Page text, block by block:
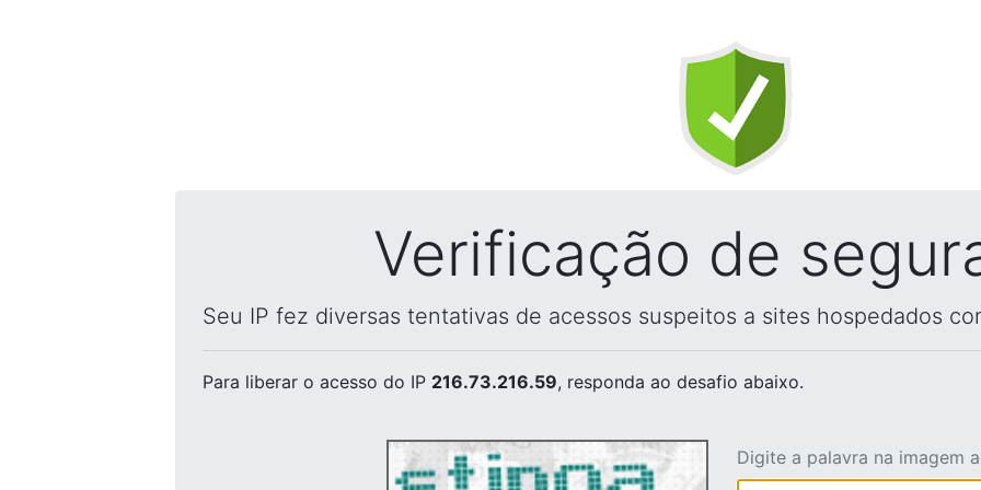
Verificação de
Seu IP fez diversas tentativas de acessos suspeitos a sites hospedados
Para liberar o acesso do IP 216.73.216.59, responda ao desafio abaixo.
Digite a palavra na imagem